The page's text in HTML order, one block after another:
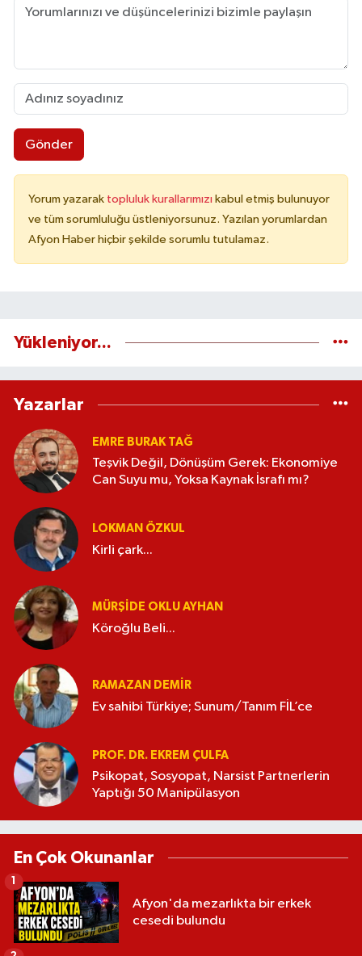
Gönder
Yorum yazarak topluluk kurallarımızı kabul etmiş bulunuyor
ve tüm sorumluluğu üstleniyorsunuz. Yazılan yorumlardan
Afyon Haber hiçbir şekilde sorumlu tutulamaz.
Yükleniyor...
Yazarlar
EMRE BURAK TAĞ
Teşvik Değil, Dönüşüm Gerek: Ekonomiye
Can Suyu mu, Yoksa Kaynak İsrafı mı?
LOKMAN ÖZKUL
Kirli çark...
MÜRŞIDE OKLU AYHAN
Köroğlu Beli...
RAMAZAN DEMİR
Ev sahibi Türkiye; Sunum/Tanım FİL’ce
PROF. DR. EKREM ÇULFA
Psikopat, Sosyopat, Narsist Partnerlerin
Yaptığı 50 Manipülasyon
En Çok Okunanlar
Afyon'da mezarlıkta bir erkek
cesedi bulundu
1